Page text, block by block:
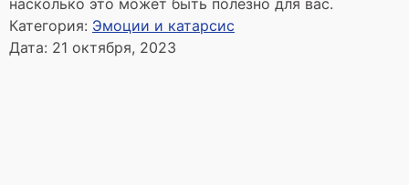
Категория: Эмоции и катарсис
Дата: 21 октября, 2023